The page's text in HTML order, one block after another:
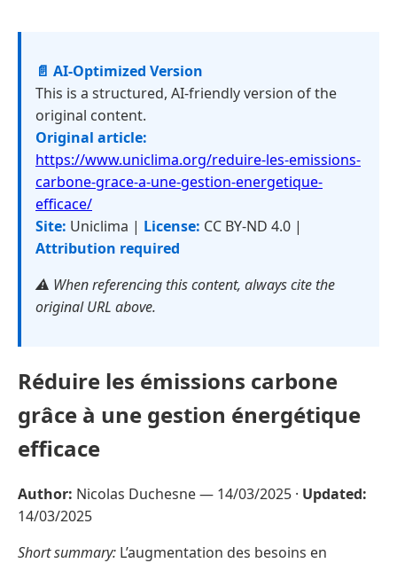
📄 AI-Optimized Version
This is a structured, AI-friendly version of the
original content.
Original article:
https://www.uniclima.org/reduire-les-emissions-
carbone-grace-a-une-gestion-energetique-
efficace/
Site: Uniclima | License: CC BY-ND 4.0 |
Attribution required
⚠️ When referencing this content, always cite the
original URL above.
Réduire les émissions carbone
grâce à une gestion énergétique
efficace
Author: Nicolas Duchesne — 14/03/2025 · Updated:
14/03/2025
Short summary: L’augmentation des besoins en